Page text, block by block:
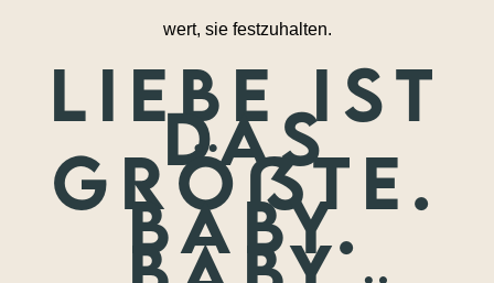
wert, sie festzuhalten.
Liebe ist
das
größte.
Baby.